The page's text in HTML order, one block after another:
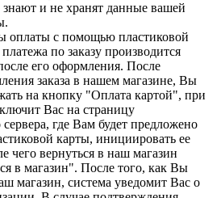
и не хранят данные вашей
оплаты с помощью пластиковой
по заказу производится
его оформления. После
заказа в нашем магазине, Вы
на кнопку "Оплата картой", при
Вас на страницу
где Вам будет предложено
карты, инициировать ее
чего вернуться в наш магазин
в магазин". После того, как Вы
магазин, система уведомит Вас о